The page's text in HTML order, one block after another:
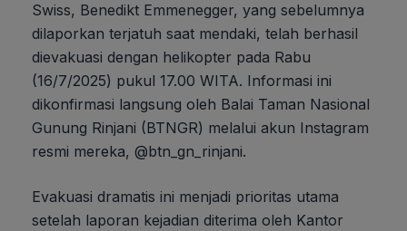
Swiss, Benedikt Emmenegger, yang sebelumnya
dilaporkan terjatuh saat mendaki, telah berhasil
dievakuasi dengan helikopter pada Rabu
(16/7/2025) pukul 17.00 WITA. Informasi ini
dikonfirmasi langsung oleh Balai Taman Nasional
Gunung Rinjani (BTNGR) melalui akun Instagram
resmi mereka, @btn_gn_rinjani.
Evakuasi dramatis ini menjadi prioritas utama
setelah laporan kejadian diterima oleh Kantor